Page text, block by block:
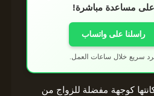
على مساعدة مباشرة!
راسلنا على واتساب
سريع خلال ساعات العمل.
كوجهة مفضلة للزواج من